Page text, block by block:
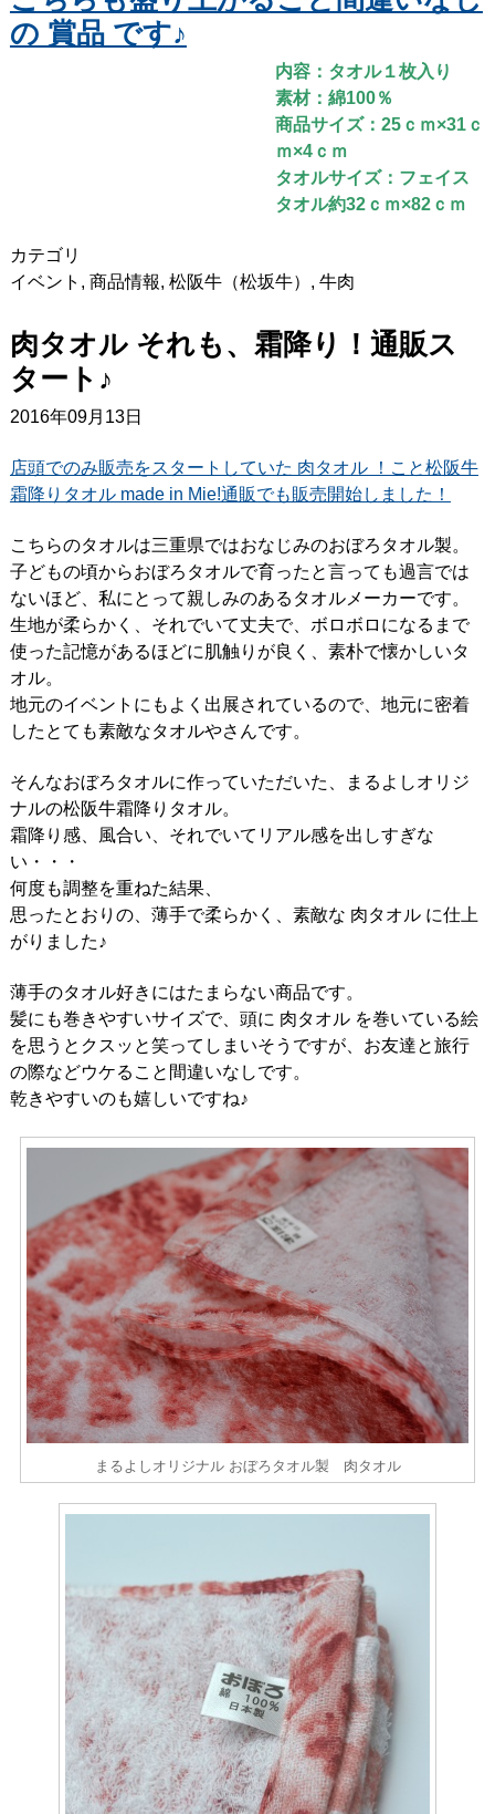
の 賞品 です♪
内容：タオル１枚入り
素材：綿100％
商品サイズ：25ｃｍ×31ｃ
ｍ×4ｃｍ
タオルサイズ：フェイス
タオル約32ｃｍ×82ｃｍ
カテゴリ
イベント , 商品情報, 松阪牛（松坂牛） , 牛肉
肉タオル それも、霜降り！通販ス
タート♪
2016年09月13日
店頭でのみ販売をスタートしていた 肉タオル ！こと松阪牛
霜降りタオル made in Mie!通販でも販売開始しました！
こちらのタオルは三重県ではおなじみのおぼろタオル製。
子どもの頃からおぼろタオルで育ったと言っても過言では
ないほど、私にとって親しみのあるタオルメーカーです。
生地が柔らかく、それでいて丈夫で、ボロボロになるまで
使った記憶があるほどに肌触りが良く、素朴で懐かしいタ
オル。
地元のイベントにもよく出展されているので、地元に密着
したとても素敵なタオルやさんです。
そんなおぼろタオルに作っていただいた、まるよしオリジ
ナルの松阪牛霜降りタオル。
霜降り感、風合い、それでいてリアル感を出しすぎな
い・・・
何度も調整を重ねた結果、
思ったとおりの、薄手で柔らかく、素敵な 肉タオル に仕上
がりました♪
薄手のタオル好きにはたまらない商品です。
髪にも巻きやすいサイズで、頭に 肉タオル を巻いている絵
を思うとクスッと笑ってしまいそうですが、お友達と旅行
の際などウケること間違いなしです。
乾きやすいのも嬉しいですね♪
まるよしオリジナル おぼろタオル製 肉タオル